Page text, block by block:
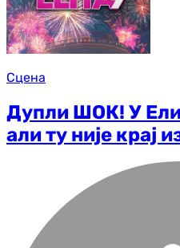
Сцена
Дупли ШОК! У
али ту није крај